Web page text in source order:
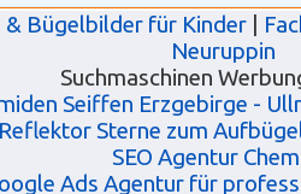
& Bügelbilder für Kinder
Neuruppin
Suchmaschinen
Seiffen Erzgebirge -
Reflektor Sterne zum
SEO Agentur
Ads Agentur für